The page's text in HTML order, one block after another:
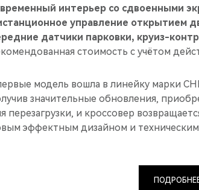
интерьер со сдвоенными
управление открытием
датчики парковки, круиз-
стоимость с учётом
модель вошла в линейку марки
значительные обновления,
перезагрузки, и кроссовер
эффектным дизайном и